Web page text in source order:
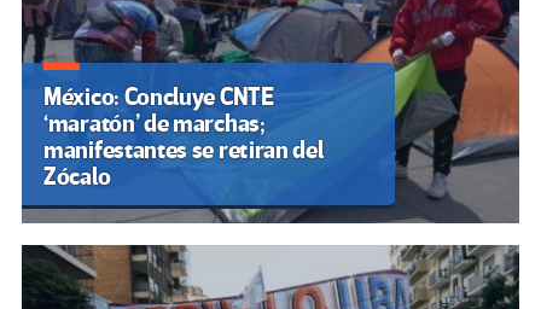
México: Concluye CNTE
‘maratón’ de marchas;
manifestantes se retiran del
Zócalo